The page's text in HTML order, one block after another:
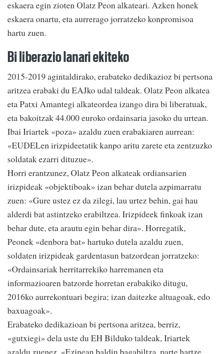
eskaera egin zioten Olatz Peon alkateari. Azken honek
eskaera onartu, eta aurrerago jorratzeko konpromisoa
hartu zuen.
Bi liberazio lanari ekiteko
2015-2019 agintaldirako, erabateko dedikazioz bi pertsona
aritzea erabaki du EAJko udal taldeak. Olatz Peon alkatea
eta Patxi Amantegi alkateordea izango dira bi liberatuak,
eta bakoitzak 44.000 euroko ordainsaria jasoko du urtean.
Ibai Iriartek «poza» azaldu zuen erabakiaren aurrean:
«EUDELen irizpideetatik kanpo aritu zarete eta zentzuzko
soldatak ezarri dituzue».
Horri erantzunez, Olatz Peon alkateak ordiansarien
irizpideak «objektiboak» izan behar dutela azpimarratu
zuen: «Gure ustez ez da zilegi, lau urtez behin, gai hau
alderdi bat astintzeko erabiltzea. Irizpideek finkoak izan
behar dute, eta arautu egin behar dira». Horregatik,
Peonek «denbora bat» hartuko dutela azaldu zuen,
soldaten irizpideak gardentasun batzordean jorratzeko:
«Ordainsariak herritarrekiko harremanen eta
informazioaren batzorde horretan erabakiko ditugu,
2016ko aurrekontuari begira; izan daitezke altuagoak, edo
baxuagoak».
Erabateko dedikazioan bi pertsona aritzea, berriz,
«gutxiegi» dela uste du EH Bilduko taldeak, Iriartek
azaldu zuenez. «Ezinean baldin bagabiltza, parte hartze